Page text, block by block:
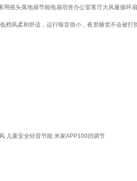
用摇头落地扇节能电扇宿舍办公室客厅大风量循环
档风柔和舒适，运行噪音很小，夜里睡觉不会被
儿童安全轻音节能 米家APP100挡调节